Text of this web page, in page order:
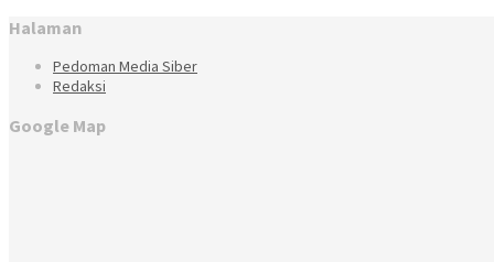
Halaman
Pedoman Media Siber
Redaksi
Google Map